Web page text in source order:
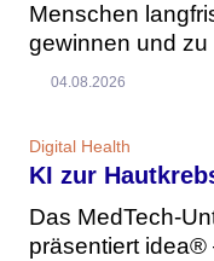
Menschen
gewinnen und zu
04.08.2026
Digital Health
KI zur
Das MedTech-
präsentiert idea®